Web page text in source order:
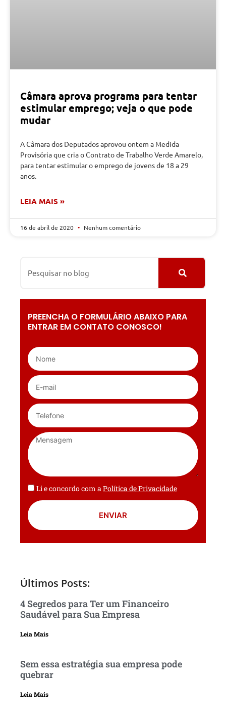
Câmara aprova programa para tentar
estimular emprego; veja o que pode
mudar
A Câmara dos Deputados aprovou ontem a Medida
Provisória que cria o Contrato de Trabalho Verde Amarelo,
para tentar estimular o emprego de jovens de 18 a 29
anos.
LEIA MAIS »
16 de abril de 2020 Nenhum comentário
PREENCHA O FORMULÁRIO ABAIXO PARA
ENTRAR EM CONTATO CONOSCO!
Li e concordo com a Política de Privacidade
ENVIAR
Últimos Posts:
4 Segredos para Ter um Financeiro
Saudável para Sua Empresa
Leia Mais
Sem essa estratégia sua empresa pode
quebrar
Leia Mais